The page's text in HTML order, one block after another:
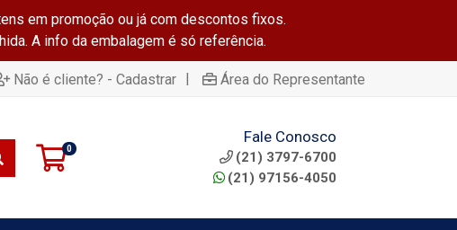
em promoção ou já com descontos fixos.
A info da embalagem é só referência.
Não é cliente? - Cadastrar | Área do Representante
0
Fale Conosco
(21) 3797-6700
(21) 97156-4050